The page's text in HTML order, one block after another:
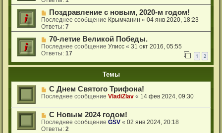
Поздравление с новым, 2020-м годом!
Последнее сообщение Крымчанин «04 янв 2020, 18:23
Ответы:7
70-летие Великой Победы.
Последнее сообщениеУлисс «31 окт 2016, 05:55
Ответы:17 1 2
Темы
С Днем Святого Трифона!
Последнее сообщениеVladiZlav « 14 фев 2024, 09:30
С Новым 2024 годом!
Последнее сообщениеGSV «02 янв 2024, 20:18
Ответы:2